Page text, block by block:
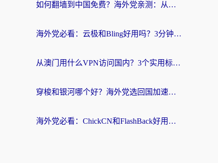
如何翻墙到中国免费？海外党亲测：从踩坑到选对加速器的全攻略
海外党必看：云极和Bling好用吗？3分钟教你选对回国加速器
从澳门用什么VPN访问国内？3个实用标准帮你避开坑，无缝刷剧听歌
穿梭和银河哪个好？海外党选回国加速器的避坑指南，附番茄加速器实测体验
海外党必看：ChickCN和FlashBack好用吗？3招教你选对回国加速器（附云极、HomeCN、斧牛vs艾果对比）